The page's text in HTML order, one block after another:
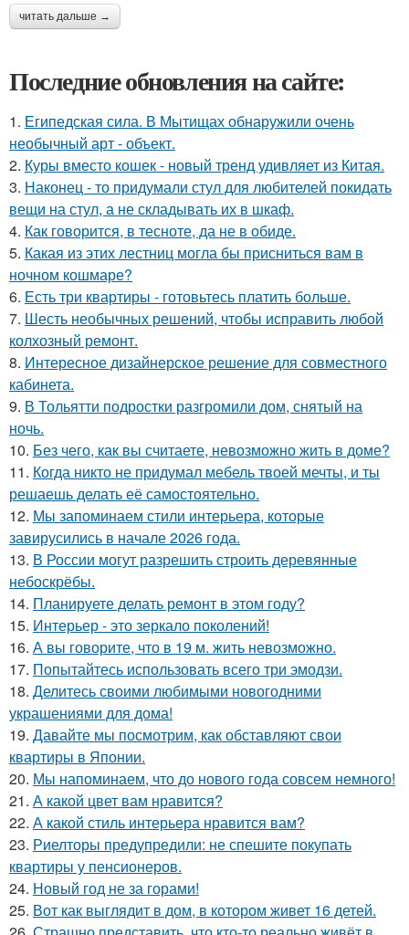
читать дальше →
Последние обновления на сайте:
1. Египедская сила. В Мытищах обнаружили очень
необычный арт - объект.
2. Куры вместо кошек - новый тренд удивляет из Китая.
3. Наконец - то придумали стул для любителей покидать
вещи на стул, а не складывать их в шкаф.
4. Как говорится, в тесноте, да не в обиде.
5. Какая из этих лестниц могла бы присниться вам в
ночном кошмаре?
6. Есть три квартиры - готовьтесь платить больше.
7. Шесть необычных решений, чтобы исправить любой
колхозный ремонт.
8. Интересное дизайнерское решение для совместного
кабинета.
9. В Тольятти подростки разгромили дом, снятый на
ночь.
10. Без чего, как вы считаете, невозможно жить в доме?
11. Когда никто не придумал мебель твоей мечты, и ты
решаешь делать её самостоятельно.
12. Мы запоминаем стили интерьера, которые
завирусились в начале 2026 года.
13. В России могут разрешить строить деревянные
небоскрёбы.
14. Планируете делать ремонт в этом году?
15. Интерьер - это зеркало поколений!
16. А вы говорите, что в 19 м. жить невозможно.
17. Попытайтесь использовать всего три эмодзи.
18. Делитесь своими любимыми новогодними
украшениями для дома!
19. Давайте мы посмотрим, как обставляют свои
квартиры в Японии.
20. Мы напоминаем, что до нового года совсем немного!
21. А какой цвет вам нравится?
22. А какой стиль интерьера нравится вам?
23. Риелторы предупредили: не спешите покупать
квартиры у пенсионеров.
24. Новый год не за горами!
25. Вот как выглядит в дом, в котором живет 16 детей.